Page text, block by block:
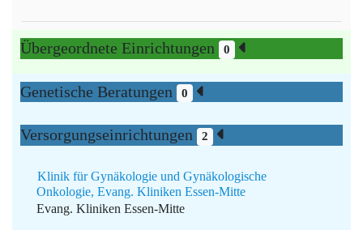
Übergeordnete Einrichtungen 0
Genetische Beratungen 0
Versorgungseinrichtungen 2
Klinik für Gynäkologie und Gynäkologische
Onkologie, Evang. Kliniken Essen-Mitte
Evang. Kliniken Essen-Mitte